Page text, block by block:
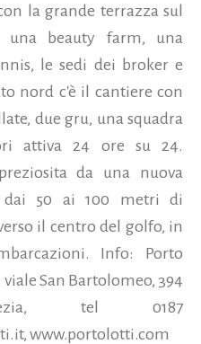
la grande terrazza sul
una beauty farm, una
le sedi dei broker e
nord c'è il cantiere con
due gru, una squadra
attiva 24 ore su 24.
da una nuova
dai 50 ai 100 metri di
il centro del golfo, in
Info: Porto
viale San Bartolomeo, 394
tel 0187
www.portolotti.com